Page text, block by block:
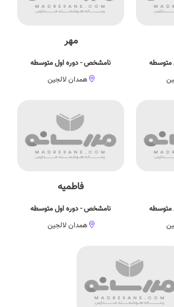
متوسطه
مهر
نامشخص - دوره اول متوسطه
همدان لالجین
متوسطه
فاطمیه
نامشخص - دوره اول متوسطه
همدان لالجین